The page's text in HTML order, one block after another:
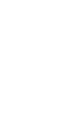
forma
qualquer
dos
Ao
e garante